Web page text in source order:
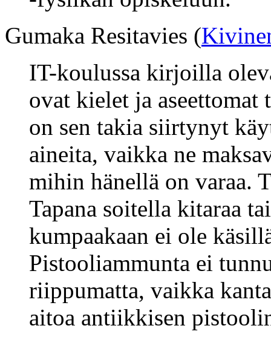
Gumaka Resitavies (
IT-koulussa kirjoilla
ovat kielet ja
on sen takia siirtynyt
aineita, vaikka ne
mihin hänellä on varaa.
Tapana soitella kitaraa
kumpaakaan ei ole
Pistooliammunta ei
riippumatta, vaikka
aitoa antiikkisen